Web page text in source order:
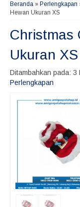
Beranda » Perlengkapan
Hewan Ukuran XS
Christmas
Ukuran XS
Ditambahkan pada: 3
Perlengkapan